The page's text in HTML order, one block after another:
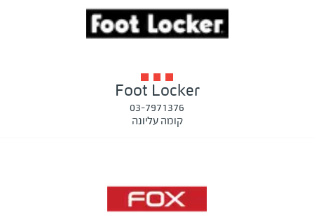
Foot Locker
03-7971376
קומה עליונה